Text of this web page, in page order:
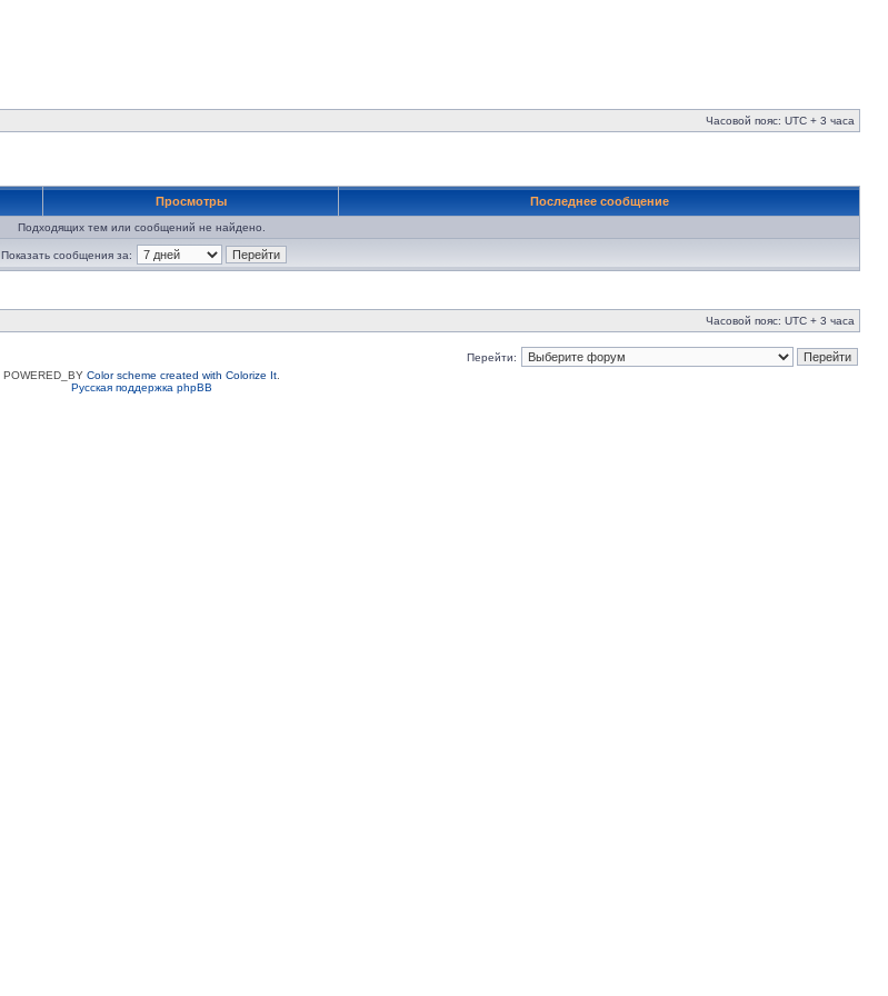
Часовой пояс: UTC + 3 часа
Просмотры Последнее сообщение
Подходящих тем или сообщений не найдено.
Показать сообщения за:
Часовой пояс: UTC + 3 часа
Перейти:
POWERED_BY Color scheme created with Colorize It.
Русская поддержка phpBB